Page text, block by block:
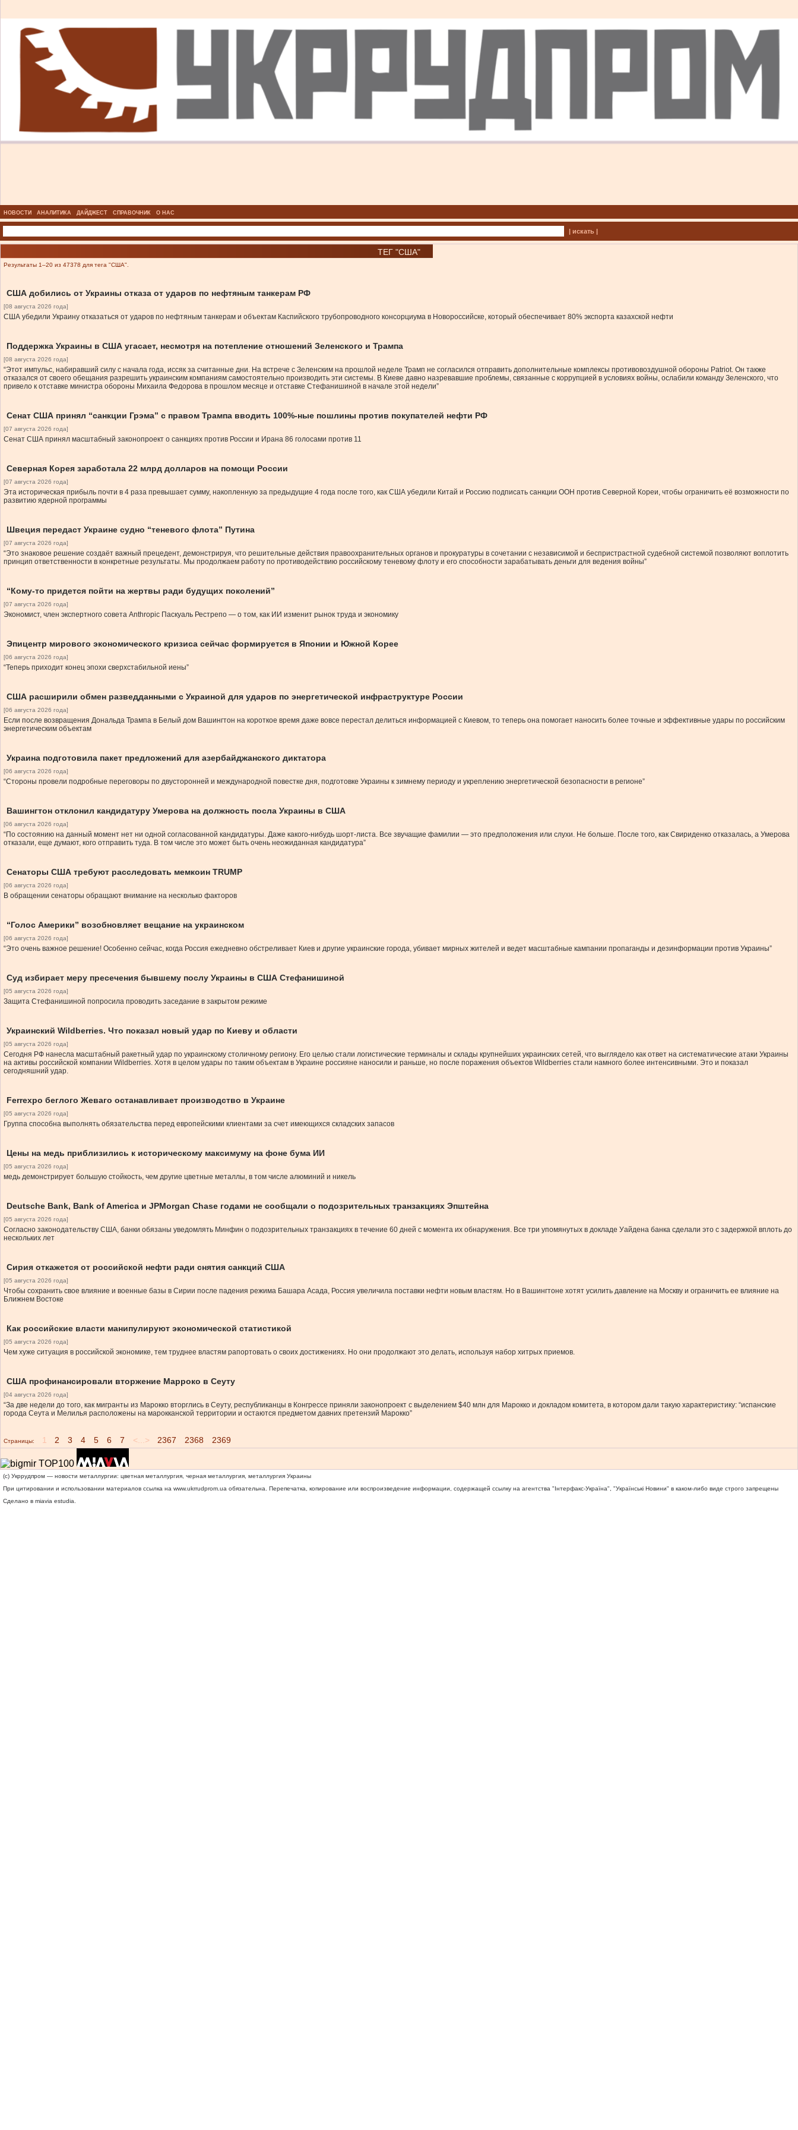
НОВОСТИ АНАЛИТИКА ДАЙДЖЕСТ СПРАВОЧНИК О НАС
| искать |
ТЕГ "США"
Результаты 1–20 из 47378 для тега "США".
США добились от Украины отказа от ударов по нефтяным танкерам РФ
[08 августа 2026 года]
США убедили Украину отказаться от ударов по нефтяным танкерам и объектам Каспийского трубопроводного консорциума в Новороссийске, который обеспечивает 80% экспорта казахской нефти
Поддержка Украины в США угасает, несмотря на потепление отношений Зеленского и Трампа
[08 августа 2026 года]
“Этот импульс, набиравший силу с начала года, иссяк за считанные дни. На встрече с Зеленским на прошлой неделе Трамп не согласился отправить дополнительные комплексы противовоздушной обороны Patriot. Он также
отказался от своего обещания разрешить украинским компаниям самостоятельно производить эти системы. В Киеве давно назревавшие проблемы, связанные с коррупцией в условиях войны, ослабили команду Зеленского, что
привело к отставке министра обороны Михаила Федорова в прошлом месяце и отставке Стефанишиной в начале этой недели”
Сенат США принял “санкции Грэма” с правом Трампа вводить 100%-ные пошлины против покупателей нефти РФ
[07 августа 2026 года]
Сенат США принял масштабный законопроект о санкциях против России и Ирана 86 голосами против 11
Северная Корея заработала 22 млрд долларов на помощи России
[07 августа 2026 года]
Эта историческая прибыль почти в 4 раза превышает сумму, накопленную за предыдущие 4 года после того, как США убедили Китай и Россию подписать санкции ООН против Северной Кореи, чтобы ограничить её возможности по
развитию ядерной программы
Швеция передаст Украине судно “теневого флота” Путина
[07 августа 2026 года]
“Это знаковое решение создаёт важный прецедент, демонстрируя, что решительные действия правоохранительных органов и прокуратуры в сочетании с независимой и беспристрастной судебной системой позволяют воплотить
принцип ответственности в конкретные результаты. Мы продолжаем работу по противодействию российскому теневому флоту и его способности зарабатывать деньги для ведения войны”
“Кому-то придется пойти на жертвы ради будущих поколений”
[07 августа 2026 года]
Экономист, член экспертного совета Anthropic Паскуаль Рестрепо — о том, как ИИ изменит рынок труда и экономику
Эпицентр мирового экономического кризиса сейчас формируется в Японии и Южной Корее
[06 августа 2026 года]
“Теперь приходит конец эпохи сверхстабильной иены”
США расширили обмен разведданными с Украиной для ударов по энергетической инфраструктуре России
[06 августа 2026 года]
Если после возвращения Дональда Трампа в Белый дом Вашингтон на короткое время даже вовсе перестал делиться информацией с Киевом, то теперь она помогает наносить более точные и эффективные удары по российским
энергетическим объектам
Украина подготовила пакет предложений для азербайджанского диктатора
[06 августа 2026 года]
“Стороны провели подробные переговоры по двусторонней и международной повестке дня, подготовке Украины к зимнему периоду и укреплению энергетической безопасности в регионе”
Вашингтон отклонил кандидатуру Умерова на должность посла Украины в США
[06 августа 2026 года]
“По состоянию на данный момент нет ни одной согласованной кандидатуры. Даже какого-нибудь шорт-листа. Все звучащие фамилии — это предположения или слухи. Не больше. После того, как Свириденко отказалась, а Умерова
отказали, еще думают, кого отправить туда. В том числе это может быть очень неожиданная кандидатура”
Сенаторы США требуют расследовать мемкоин TRUMP
[06 августа 2026 года]
В обращении сенаторы обращают внимание на несколько факторов
“Голос Америки” возобновляет вещание на украинском
[06 августа 2026 года]
“Это очень важное решение! Особенно сейчас, когда Россия ежедневно обстреливает Киев и другие украинские города, убивает мирных жителей и ведет масштабные кампании пропаганды и дезинформации против Украины”
Суд избирает меру пресечения бывшему послу Украины в США Стефанишиной
[05 августа 2026 года]
Защита Стефанишиной попросила проводить заседание в закрытом режиме
Украинский Wildberries. Что показал новый удар по Киеву и области
[05 августа 2026 года]
Сегодня РФ нанесла масштабный ракетный удар по украинскому столичному региону. Его целью стали логистические терминалы и склады крупнейших украинских сетей, что выглядело как ответ на систематические атаки Украины
на активы российской компании Wildberries. Хотя в целом удары по таким объектам в Украине россияне наносили и раньше, но после поражения объектов Wildberries стали намного более интенсивными. Это и показал
сегодняшний удар.
Ferrexpo беглого Жеваго останавливает производство в Украине
[05 августа 2026 года]
Группа способна выполнять обязательства перед европейскими клиентами за счет имеющихся складских запасов
Цены на медь приблизились к историческому максимуму на фоне бума ИИ
[05 августа 2026 года]
медь демонстрирует большую стойкость, чем другие цветные металлы, в том числе алюминий и никель
Deutsche Bank, Bank of America и JPMorgan Chase годами не сообщали о подозрительных транзакциях Эпштейна
[05 августа 2026 года]
Согласно законодательству США, банки обязаны уведомлять Минфин о подозрительных транзакциях в течение 60 дней с момента их обнаружения. Все три упомянутых в докладе Уайдена банка сделали это с задержкой вплоть до
нескольких лет
Сирия откажется от российской нефти ради снятия санкций США
[05 августа 2026 года]
Чтобы сохранить свое влияние и военные базы в Сирии после падения режима Башара Асада, Россия увеличила поставки нефти новым властям. Но в Вашингтоне хотят усилить давление на Москву и ограничить ее влияние на
Ближнем Востоке
Как российские власти манипулируют экономической статистикой
[05 августа 2026 года]
Чем хуже ситуация в российской экономике, тем труднее властям рапортовать о своих достижениях. Но они продолжают это делать, используя набор хитрых приемов.
США профинансировали вторжение Марроко в Сеуту
[04 августа 2026 года]
“За две недели до того, как мигранты из Марокко вторглись в Сеуту, республиканцы в Конгрессе приняли законопроект с выделением $40 млн для Марокко и докладом комитета, в котором дали такую характеристику: “испанские
города Сеута и Мелилья расположены на марокканской территории и остаются предметом давних претензий Марокко”
Страницы: 1 2 3 4 5 6 7 <...> 2367 2368 2369
(c) Укррудпром — новости металлургии: цветная металлургия, черная металлургия, металлургия Украины
При цитировании и использовании материалов ссылка на www.ukrrudprom.ua обязательна. Перепечатка, копирование или воспроизведение информации, содержащей ссылку на агентства "Iнтерфакс-Україна", "Українськi Новини" в каком-либо виде строго запрещены
Сделано в miavia estudia.